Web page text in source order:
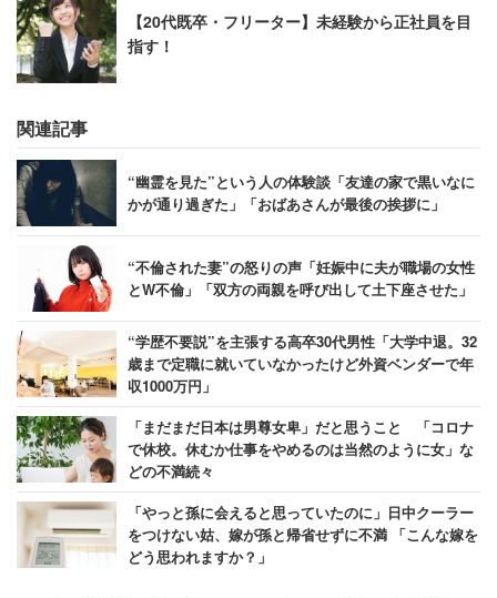
【20代既卒・フリーター】未経験から正社員を目
指す！
関連記事
“幽霊を見た”という人の体験談「友達の家で黒いなに
かが通り過ぎた」「おばあさんが最後の挨拶に」
“不倫された妻”の怒りの声「妊娠中に夫が職場の女性
とW不倫」「双方の両親を呼び出して土下座させた」
“学歴不要説”を主張する高卒30代男性「大学中退。32
歳まで定職に就いていなかったけど外資ベンダーで年
収1000万円」
「まだまだ日本は男尊女卑」だと思うこと 「コロナ
で休校。休むか仕事をやめるのは当然のように女」な
どの不満続々
「やっと孫に会えると思っていたのに」日中クーラー
をつけない姑、嫁が孫と帰省せずに不満 「こんな嫁を
どう思われますか？」